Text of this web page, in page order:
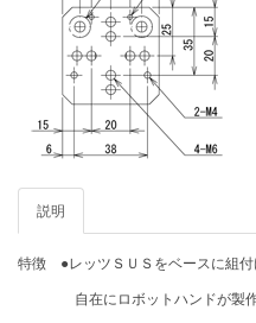
説明
特徴 ●レッツＳＵＳをベースに組付
自在にロボットハンドが製作